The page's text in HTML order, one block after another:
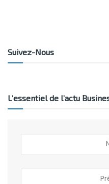
Suivez-Nous
L’essentiel de l’actu